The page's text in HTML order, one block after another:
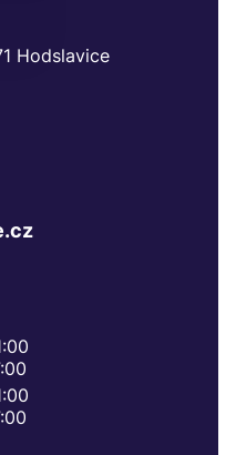
Hodslavice